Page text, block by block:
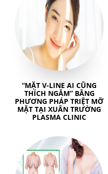
“MẶT V-LINE AI CŨNG
THÍCH NGẮM” BẰNG
PHƯƠNG PHÁP TRIỆT MỠ
MẶT TẠI XUÂN TRƯỜNG
PLASMA CLINIC